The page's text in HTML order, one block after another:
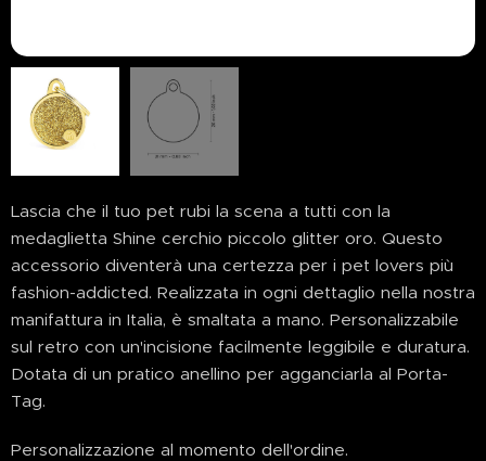
Lascia che il tuo pet rubi la scena a tutti con la
medaglietta Shine cerchio piccolo glitter oro. Questo
accessorio diventerà una certezza per i pet lovers più
fashion-addicted. Realizzata in ogni dettaglio nella nostra
manifattura in Italia, è smaltata a mano. Personalizzabile
sul retro con un'incisione facilmente leggibile e duratura.
Dotata di un pratico anellino per agganciarla al Porta-
Tag.
Personalizzazione al momento dell'ordine.